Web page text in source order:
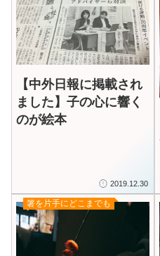
【中外日報に掲載され
ました】子の心に響く
のが絵本
2019.12.30
箸を片手にどこまでも